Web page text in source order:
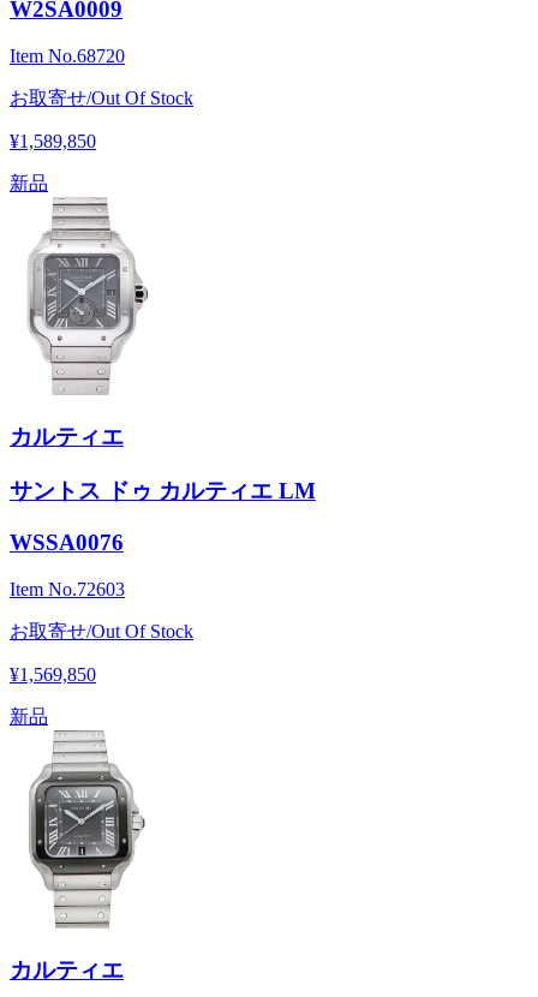
W2SA0009
Item No.68720
お取寄せ/Out Of Stock
¥1,589,850
新品
カルティエ
サントス ドゥ カルティエ LM
WSSA0076
Item No.72603
お取寄せ/Out Of Stock
¥1,569,850
新品
カルティエ